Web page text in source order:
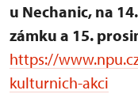
u Nechanic, na
zámku a 15.
https://
kulturnich-akci